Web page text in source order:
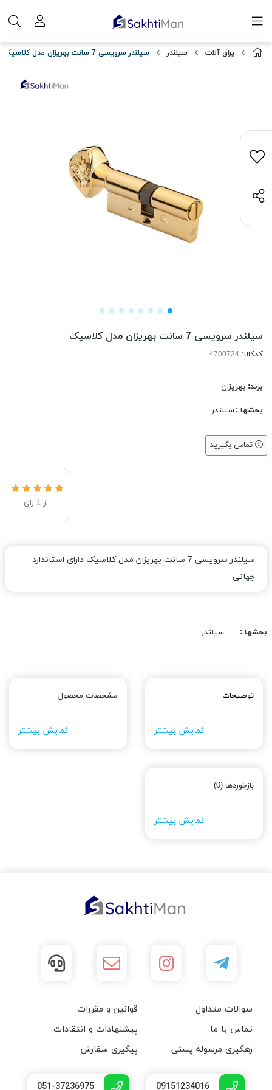
یراق آلات سیلندر سیلندر سرویسی 7 سانت بهریزان مدل کلاسیک
سیلندر سرویسی 7 سانت بهریزان مدل کلاسیک
کدکالا:
برند: بهریزان
بخشها :سیلندر
تماس بگیرید
از 1 رای
سیلندر سرویسی 7 سانت بهریزان مدل کلاسیک دارای استاندارد
جهانی
بخشها : سیلندر
توضیحات
نمایش بیشتر
مشخصات محصول
نمایش بیشتر
بازخوردها (0)
نمایش بیشتر
سوالات متداول
قوانین و مقررات
تماس با ما
پیشنهادات و انتقادات
رهگیری مرسوله پستی
پیگیری سفارش
09151234016
051-37236975